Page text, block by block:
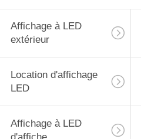
Affichage à LED
extérieur
Location d'affichage
LED
Affichage à LED